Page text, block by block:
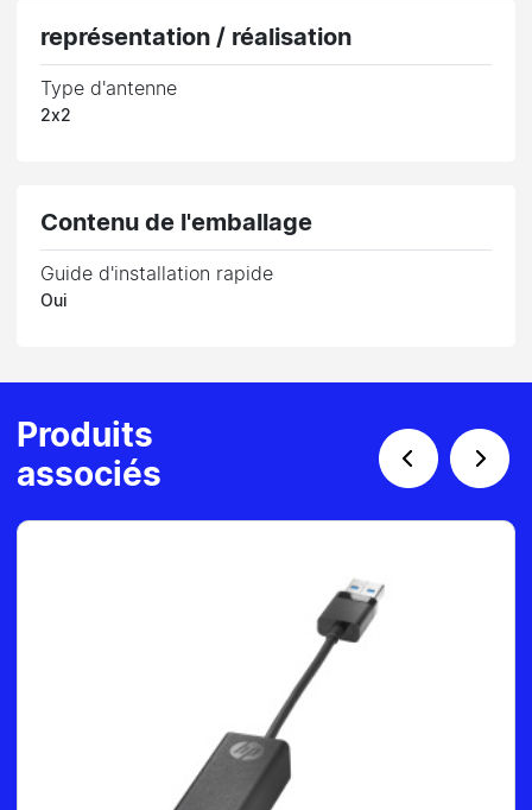
représentation / réalisation
Type d'antenne
2x2
Contenu de l'emballage
Guide d'installation rapide
Oui
Produits
associés